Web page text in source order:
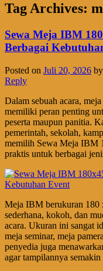
Tag Archives:
Sewa Meja IBM
Berbagai
Posted on Juli 20, 2026 by
Reply
Dalam sebuah acara,
memiliki peran penting
peserta maupun panitia.
pemerintah, sekolah,
memilih Sewa Meja IBM
praktis untuk berbagai
Meja IBM berukuran 180
sederhana, kokoh, dan
acara. Ukuran ini sangat
meja seminar, meja
penyedia juga
agar tampilannya